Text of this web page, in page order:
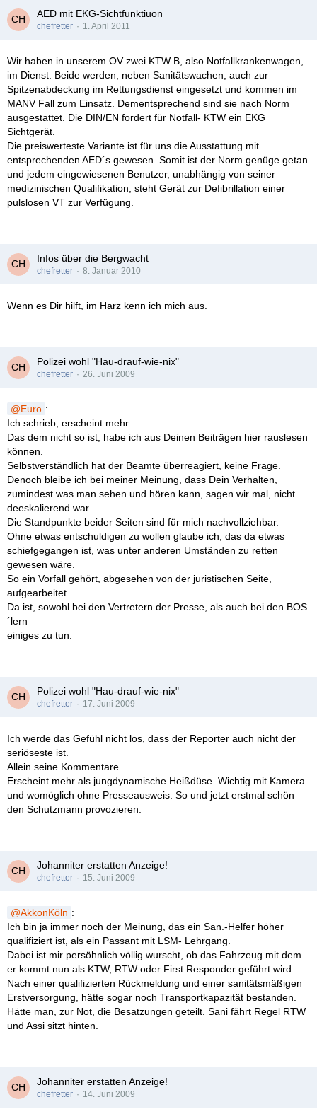
AED mit EKG-Sichtfunktiuon
chefretter 1. April 2011
Wir haben in unserem OV zwei KTW B, also Notfallkrankenwagen,
im Dienst. Beide werden, neben Sanitätswachen, auch zur
Spitzenabdeckung im Rettungsdienst eingesetzt und kommen im
MANV Fall zum Einsatz. Dementsprechend sind sie nach Norm
ausgestattet. Die DIN/EN fordert für Notfall- KTW ein EKG
Sichtgerät.
Die preiswerteste Variante ist für uns die Ausstattung mit
entsprechenden AED´s gewesen. Somit ist der Norm genüge getan
und jedem eingewiesenen Benutzer, unabhängig von seiner
medizinischen Qualifikation, steht Gerät zur Defibrillation einer
pulslosen VT zur Verfügung.
Infos über die Bergwacht
chefretter 8. Januar 2010
Wenn es Dir hilft, im Harz kenn ich mich aus.
Polizei wohl "Hau-drauf-wie-nix"
chefretter 26. Juni 2009
Euro :
Ich schrieb, erscheint mehr...
Das dem nicht so ist, habe ich aus Deinen Beiträgen hier rauslesen
können.
Selbstverständlich hat der Beamte überreagiert, keine Frage.
Denoch bleibe ich bei meiner Meinung, dass Dein Verhalten,
zumindest was man sehen und hören kann, sagen wir mal, nicht
deeskalierend war.
Die Standpunkte beider Seiten sind für mich nachvollziehbar.
Ohne etwas entschuldigen zu wollen glaube ich, das da etwas
schiefgegangen ist, was unter anderen Umständen zu retten
gewesen wäre.
So ein Vorfall gehört, abgesehen von der juristischen Seite,
aufgearbeitet.
Da ist, sowohl bei den Vertretern der Presse, als auch bei den BOS
´lern
einiges zu tun.
Polizei wohl "Hau-drauf-wie-nix"
chefretter 17. Juni 2009
Ich werde das Gefühl nicht los, dass der Reporter auch nicht der
seriöseste ist.
Allein seine Kommentare.
Erscheint mehr als jungdynamische Heißdüse. Wichtig mit Kamera
und womöglich ohne Presseausweis. So und jetzt erstmal schön
den Schutzmann provozieren.
Johanniter erstatten Anzeige!
chefretter 15. Juni 2009
AkkonKöln :
Ich bin ja immer noch der Meinung, das ein San.-Helfer höher
qualifiziert ist, als ein Passant mit LSM- Lehrgang.
Dabei ist mir persöhnlich völlig wurscht, ob das Fahrzeug mit dem
er kommt nun als KTW, RTW oder First Responder geführt wird.
Nach einer qualifizierten Rückmeldung und einer sanitätsmäßigen
Erstversorgung, hätte sogar noch Transportkapazität bestanden.
Hätte man, zur Not, die Besatzungen geteilt. Sani fährt Regel RTW
und Assi sitzt hinten.
Johanniter erstatten Anzeige!
chefretter 14. Juni 2009